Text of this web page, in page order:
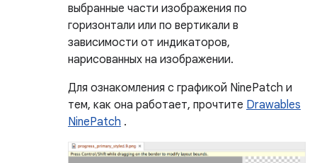
выбранные части изображения по
горизонтали или по вертикали в
зависимости от индикаторов,
нарисованных на изображении.
Для ознакомления с графикой NinePatch и
тем, как она работает, прочтите Drawables
NinePatch .